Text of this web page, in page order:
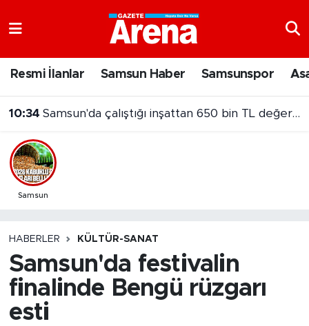
Resmi İlanlar Samsun Haber Samsunspor
10:34 Samsun'da çalıştığı inşattan 650 bin TL değerinde kablo çaldı!
Samsun
HABERLER KÜLTÜR-SANAT
Samsun'da festivalin
finalinde Bengü rüzgarı
esti
Samsun Namaz Vakitleri
Trafik Durumu
Süper Lig Puan Durumu ve Fikstür
Son Dakika Haberleri
Haber Arşivi